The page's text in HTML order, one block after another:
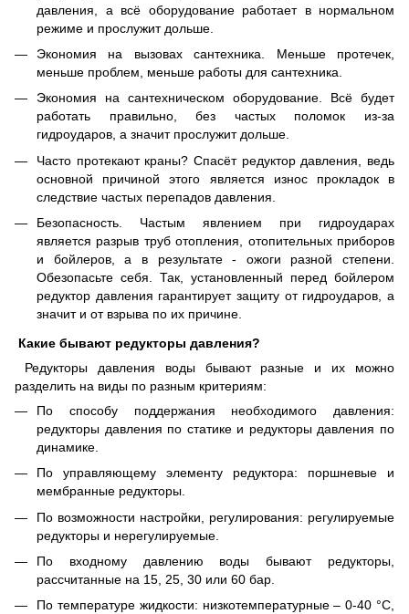
давления, а всё оборудование работает в нормальном
режиме и прослужит дольше.
Экономия на вызовах сантехника. Меньше протечек,
меньше проблем, меньше работы для сантехника.
Экономия на сантехническом оборудование. Всё будет
работать правильно, без частых поломок из-за
гидроударов, а значит прослужит дольше.
Часто протекают краны? Спасёт редуктор давления, ведь
основной причиной этого является износ прокладок в
следствие частых перепадов давления.
Безопасность. Частым явлением при гидроударах
является разрыв труб отопления, отопительных приборов
и бойлеров, а в результате - ожоги разной степени.
Обезопасьте себя. Так, установленный перед бойлером
редуктор давления гарантирует защиту от гидроударов, а
значит и от взрыва по их причине.
Какие бывают редукторы давления?
Редукторы давления воды бывают разные и их можно
разделить на виды по разным критериям:
По способу поддержания необходимого давления:
редукторы давления по статике и редукторы давления по
динамике.
По управляющему элементу редуктора: поршневые и
мембранные редукторы.
По возможности настройки, регулирования: регулируемые
редукторы и нерегулируемые.
По входному давлению воды бывают редукторы,
рассчитанные на 15, 25, 30 или 60 бар.
По температуре жидкости: низкотемпературные – 0-40 °С,